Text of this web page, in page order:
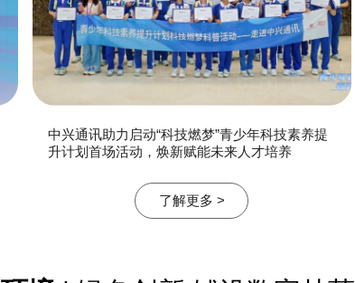
中兴通讯助力启动“科技燃梦”青少年科技素养提
升计划首场活动，焕新赋能未来人才培养
了解更多 >